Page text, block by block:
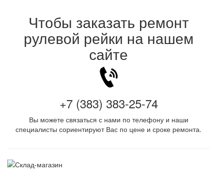
Чтобы заказать ремонт
рулевой рейки на нашем
сайте
+7 (383) 383-25-74
Вы можете связаться с нами по телефону и наши
специалисты сориентируют Вас по цене и сроке ремонта.